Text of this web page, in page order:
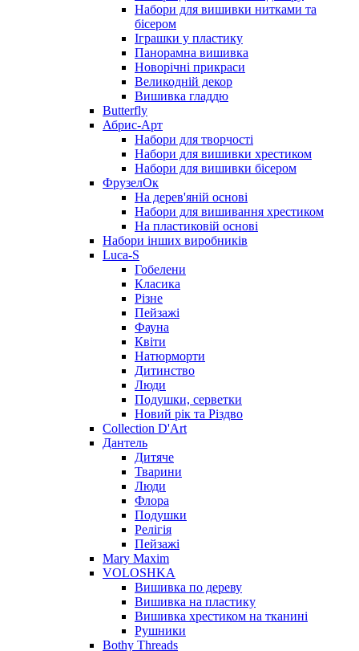
Набори для вишивки нитками та
бісером
Іграшки у пластику
Панорамна вишивка
Новорічні прикраси
Великодній декор
Вишивка гладдю
Butterfly
Абрис-Арт
Набори для творчості
Набори для вишивки хрестиком
Набори для вишивки бісером
ФрузелОк
На дерев'яній основі
Набори для вишивання хрестиком
На пластиковій основі
Набори інших виробників
Luca-S
Гобелени
Класика
Різне
Пейзажі
Фауна
Квіти
Натюрморти
Дитинство
Люди
Подушки, серветки
Новий рік та Різдво
Collection D'Art
Дантель
Дитяче
Тварини
Люди
Флора
Подушки
Релігія
Пейзажі
Mary Maxim
VOLOSHKA
Вишивка по дереву
Вишивка на пластику
Вишивка хрестиком на тканині
Рушники
Bothy Threads